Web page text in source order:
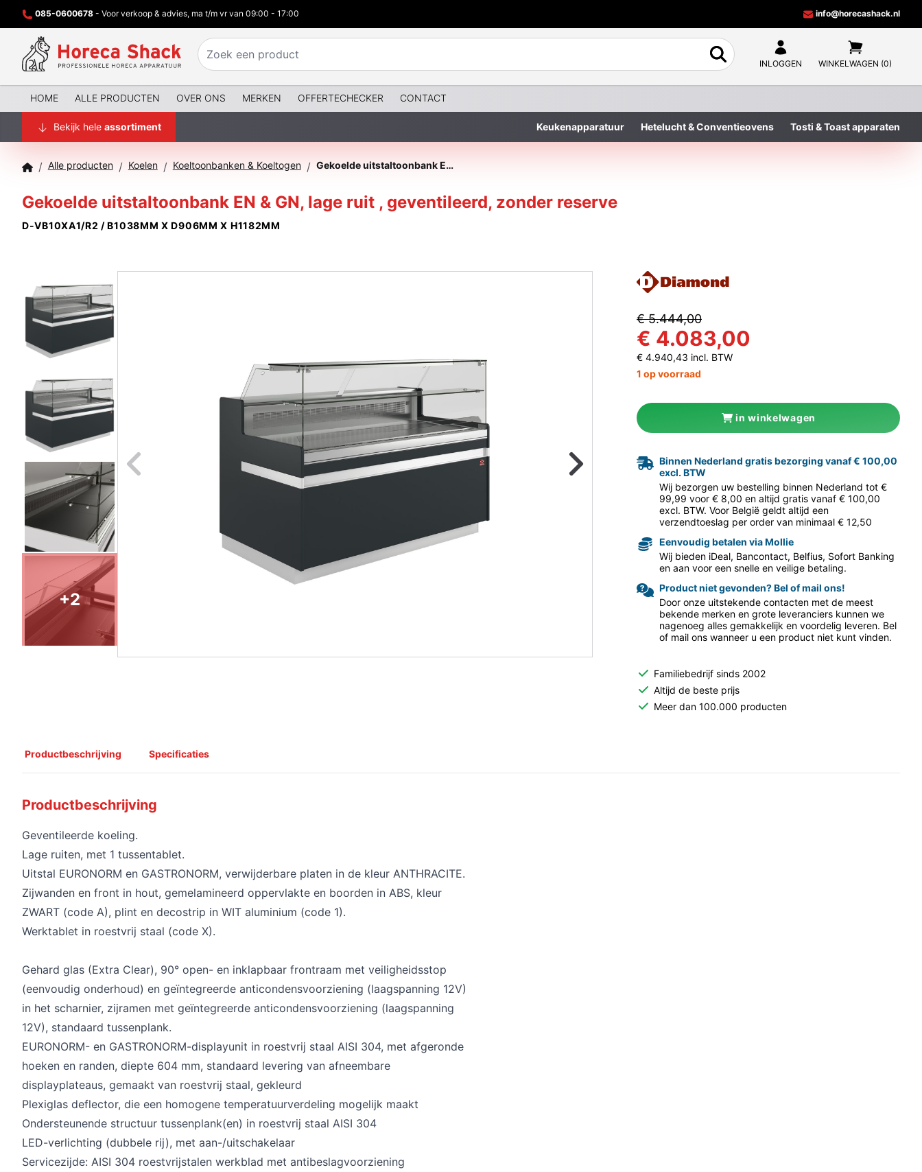
085-0600678 - Voor verkoop & advies, ma t/m vr van 09:00 - 17:00 info@horecashack.nl
INLOGGEN WINKELWAGEN (0)
HOME ALLE PRODUCTEN OVER ONS MERKEN OFFERTECHECKER CONTACT
Bekijk hele assortiment Keukenapparatuur Hetelucht & Conventieovens Tosti & Toast apparaten
/ Alle producten / Koelen / Koeltoonbanken & Koeltogen / Gekoelde uitstaltoonbank EN & GN, lage ruit , geventileerd, zonder reserve
Gekoelde uitstaltoonbank EN & GN, lage ruit , geventileerd, zonder reserve
D-VB10XA1/R2 / B1038MM X D906MM X H1182MM
+2
Naar vorige foto Naar volgende
€ 5.444,00
€ 4.083,00
€ 4.940,43 incl. BTW
1 op voorraad
in winkelwagen
Binnen Nederland gratis bezorging vanaf € 100,00
excl. BTW
Wij bezorgen uw bestelling binnen Nederland tot €
99,99 voor € 8,00 en altijd gratis vanaf € 100,00
excl. BTW. Voor België geldt altijd een
verzendtoeslag per order van minimaal € 12,50
Eenvoudig betalen via Mollie
Wij bieden iDeal, Bancontact, Belfius, Sofort Banking
en aan voor een snelle en veilige betaling.
Product niet gevonden? Bel of mail ons!
Door onze uitstekende contacten met de meest
bekende merken en grote leveranciers kunnen we
nagenoeg alles gemakkelijk en voordelig leveren. Bel
of mail ons wanneer u een product niet kunt vinden.
Familiebedrijf sinds 2002
Altijd de beste prijs
Meer dan 100.000 producten
Productbeschrijving Specificaties
Productbeschrijving
Geventileerde koeling.
Lage ruiten, met 1 tussentablet.
Uitstal EURONORM en GASTRONORM, verwijderbare platen in de kleur ANTHRACITE.
Zijwanden en front in hout, gemelamineerd oppervlakte en boorden in ABS, kleur
ZWART (code A), plint en decostrip in WIT aluminium (code 1).
Werktablet in roestvrij staal (code X).
Gehard glas (Extra Clear), 90° open- en inklapbaar frontraam met veiligheidsstop
(eenvoudig onderhoud) en geïntegreerde anticondensvoorziening (laagspanning 12V)
in het scharnier, zijramen met geïntegreerde anticondensvoorziening (laagspanning
12V), standaard tussenplank.
EURONORM- en GASTRONORM-displayunit in roestvrij staal AISI 304, met afgeronde
hoeken en randen, diepte 604 mm, standaard levering van afneembare
displayplateaus, gemaakt van roestvrij staal, gekleurd
Plexiglas deflector, die een homogene temperatuurverdeling mogelijk maakt
Ondersteunende structuur tussenplank(en) in roestvrij staal AISI 304
LED-verlichting (dubbele rij), met aan-/uitschakelaar
Servicezijde: AISI 304 roestvrijstalen werkblad met antibeslagvoorziening